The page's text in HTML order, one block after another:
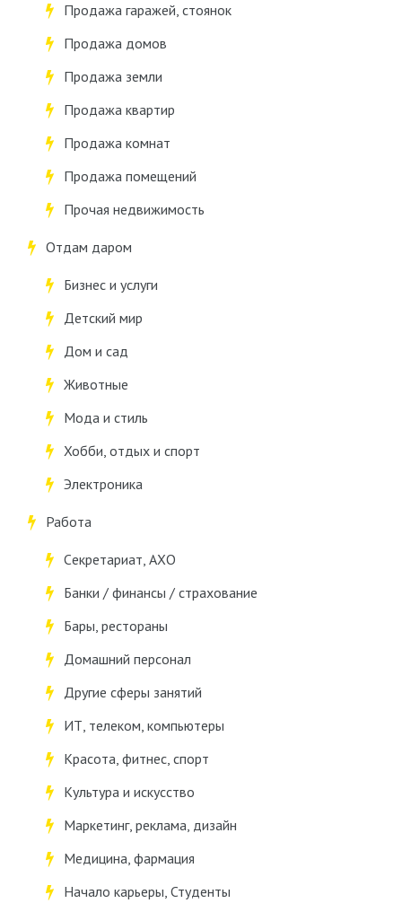
Продажа гаражей, стоянок
Продажа домов
Продажа земли
Продажа квартир
Продажа комнат
Продажа помещений
Прочая недвижимость
Отдам даром
Бизнес и услуги
Детский мир
Дом и сад
Животные
Мода и стиль
Хобби, отдых и спорт
Электроника
Работа
Cекретариат, АХО
Банки / финансы / страхование
Бары, рестораны
Домашний персонал
Другие сферы занятий
ИТ, телеком, компьютеры
Красота, фитнес, спорт
Культура и искусство
Маркетинг, реклама, дизайн
Медицина, фармация
Начало карьеры, Студенты